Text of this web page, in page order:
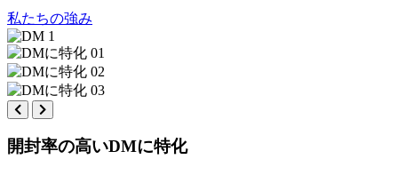
私たちの強み
開封率の高いDMに特化